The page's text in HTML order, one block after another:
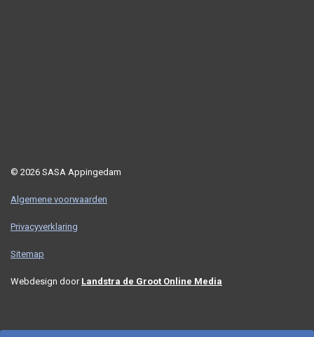
© 2026 SASA Appingedam
Algemene voorwaarden
Privacyverklaring
Sitemap
Webdesign door Landstra de Groot Online Media